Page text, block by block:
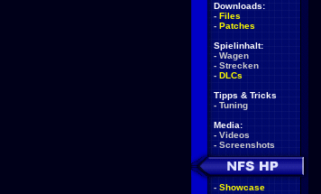
Downloads:
- Files
- Patches
Spielinhalt:
- Wagen
- Strecken
- DLCs
Tipps & Tricks
- Tuning
Media:
- Videos
- Screenshots
- Showcase